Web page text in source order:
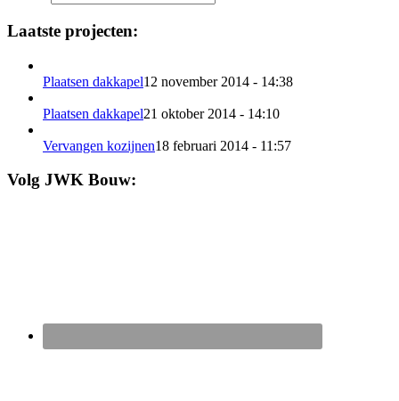
Laatste projecten:
Plaatsen dakkapel12 november 2014 - 14:38
Plaatsen dakkapel21 oktober 2014 - 14:10
Vervangen kozijnen18 februari 2014 - 11:57
Volg JWK Bouw: